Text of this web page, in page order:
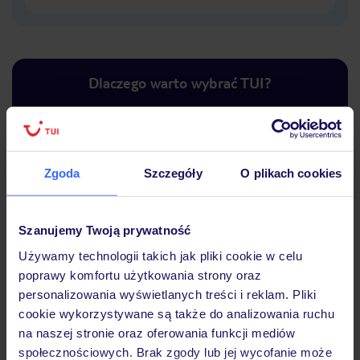
Zgoda Szczegóły O plikach cookies
Szanujemy Twoją prywatność
Używamy technologii takich jak pliki cookie w celu
poprawy komfortu użytkowania strony oraz
personalizowania wyświetlanych treści i reklam. Pliki
cookie wykorzystywane są także do analizowania ruchu
na naszej stronie oraz oferowania funkcji mediów
społecznościowych. Brak zgody lub jej wycofanie może
Dlaczego warto wybrać TUI?
Lider niskich cen
Największe biuro
podróży w Polsce
30 lat w
Hotel
Opinie